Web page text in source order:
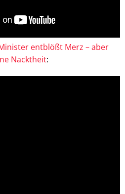
entblößt Merz – aber
Nacktheit: